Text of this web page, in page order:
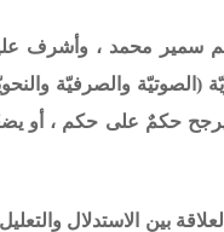
سمير محمد ، وأشرف
(الصوتيّة والصرفيّة
فيرجح حكمٌ على حكم ،
بين الاستدلال